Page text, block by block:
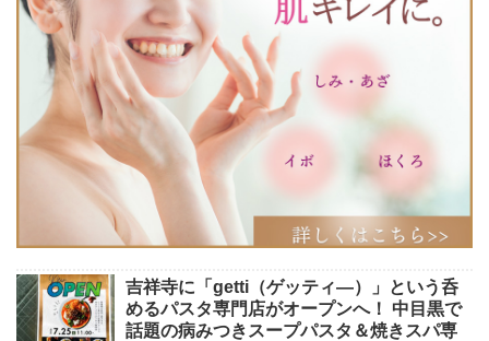
吉祥寺に「getti（ゲッティ―）」という呑
めるパスタ専門店がオープンへ！ 中目黒で
話題の病みつきスープパスタ＆焼きスパ専